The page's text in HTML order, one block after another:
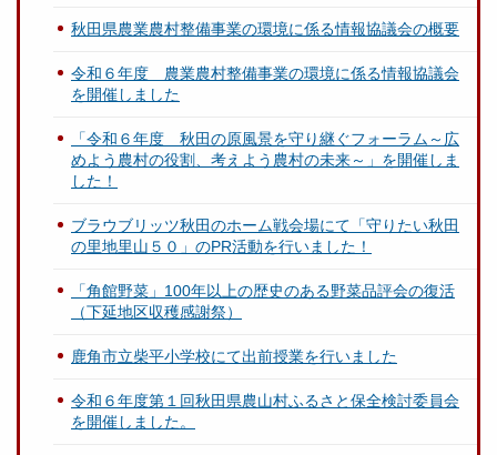
秋田県農業農村整備事業の環境に係る情報協議会の概要
令和６年度 農業農村整備事業の環境に係る情報協議会
を開催しました
「令和６年度 秋田の原風景を守り継ぐフォーラム～広
めよう農村の役割、考えよう農村の未来～」を開催しま
した！
ブラウブリッツ秋田のホーム戦会場にて「守りたい秋田
の里地里山５０」のPR活動を行いました！
「角館野菜」100年以上の歴史のある野菜品評会の復活
（下延地区収穫感謝祭）
鹿角市立柴平小学校にて出前授業を行いました
令和６年度第１回秋田県農山村ふるさと保全検討委員会
を開催しました。